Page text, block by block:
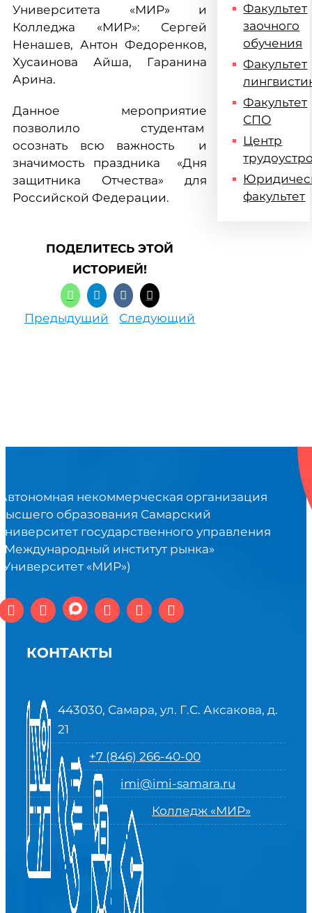
Университета «МИР» и
Колледжа «МИР»: Сергей
Ненашев, Антон Федоренков,
Хусаинова Айша, Гаранина
Арина.
Данное мероприятие
позволило студентам
осознать всю важность и
значимость праздника «Дня
защитника Отчества» для
Российской Федерации.
ПОДЕЛИТЕСЬ ЭТОЙ
ИСТОРИЕЙ!
Предыдущий Следующий
Факультет
заочного
обучения
Факультет
Факультет
СПО
Центр
факультет
некоммерческая организация
образования Самарский
государственного управления
институт рынка»
«МИР»)
КОНТАКТЫ
443030, Самара, ул. Г.С. Аксакова, д.
21
+7 (846) 266-40-00
imi@imi-samara.ru
Колледж «МИР»